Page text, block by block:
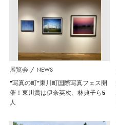
展覧会 NEWS
”写真の町”東川町国際写真フェス開
催！東川賞は伊奈英次、林典子ら5
人